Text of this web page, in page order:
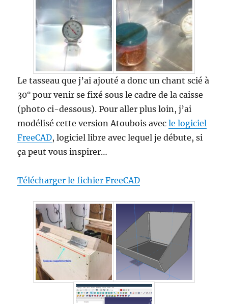
Le tasseau que j’ai ajouté a donc un chant scié à
30° pour venir se fixé sous le cadre de la caisse
(photo ci-dessous). Pour aller plus loin, j’ai
modélisé cette version Atoubois avecle logiciel
FreeCAD, logiciel libre avec lequel je débute, si
ça peut vous inspirer…
Télécharger le fichier FreeCAD